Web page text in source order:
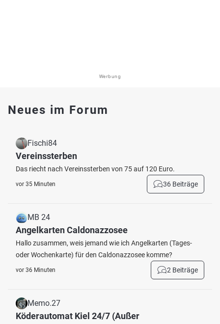
Werbung
Neues im Forum
Fischi84
Vereinssterben
Das riecht nach Vereinssterben von 75 auf 120 Euro.
vor 35 Minuten 36 Beiträge
MB 24
Angelkarten Caldonazzosee
Hallo zusammen, weis jemand wie ich Angelkarten (Tages-
oder Wochenkarte) für den Caldonazzosee komme?
vor 36 Minuten 2 Beiträge
Memo.27
Köderautomat Kiel 24/7 (Außer